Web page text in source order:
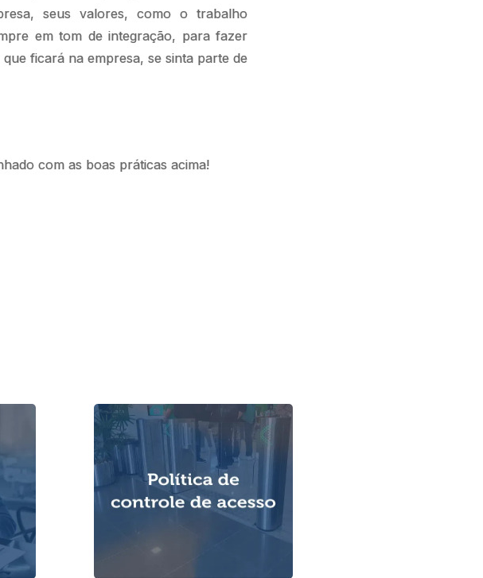
seus valores, como o trabalho
em tom de integração, para fazer
ficará na empresa, se sinta parte de
com as boas práticas acima!